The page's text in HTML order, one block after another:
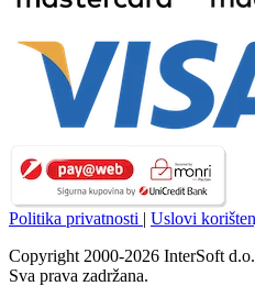
Politika privatnosti | Uslovi
Copyright 2000-2026 InterSoft
Sva prava zadržana.